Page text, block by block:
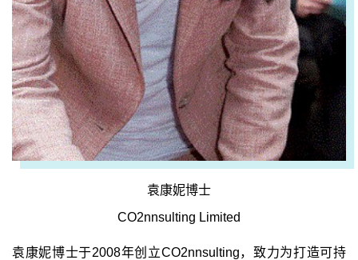
袁康妮博士
CO2nnsulting Limited
袁康妮博士于2008年创立CO2nnsulting，致力为打造可持